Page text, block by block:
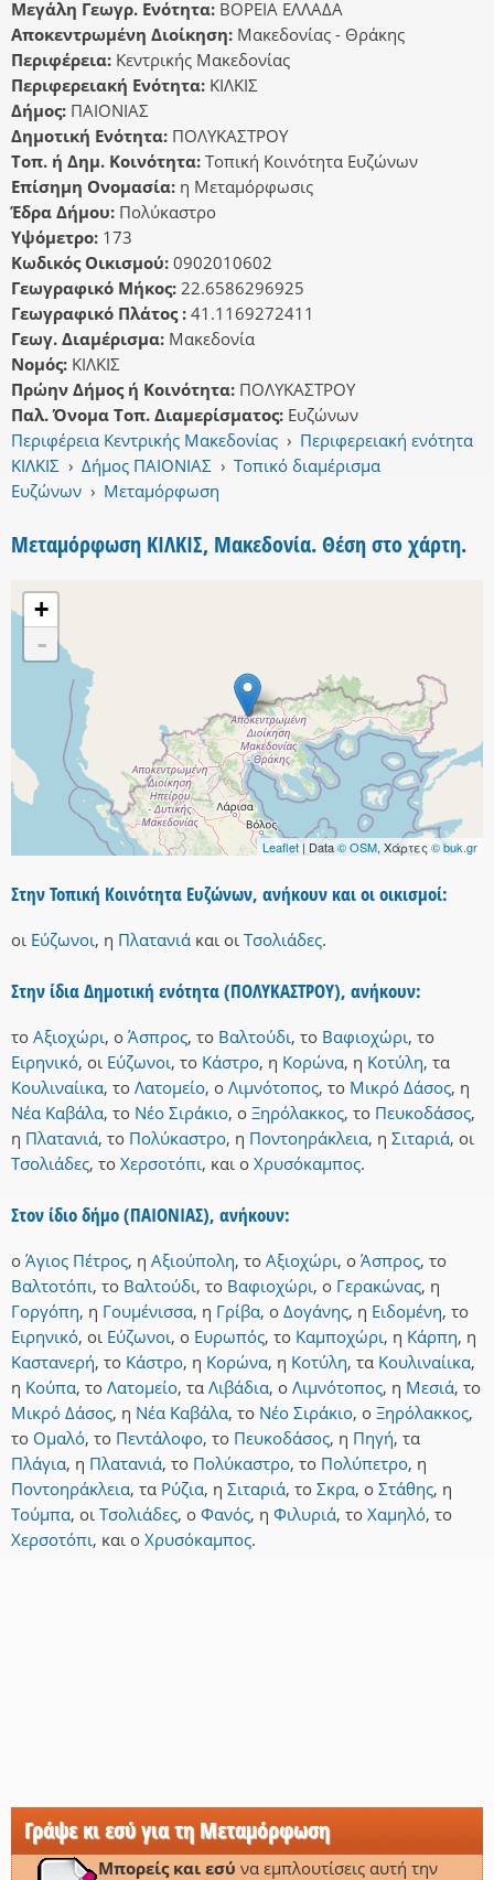
Μεγάλη Γεωγρ. Ενότητα: ΒΟΡΕΙΑ ΕΛΛΑΔΑ
Αποκεντρωμένη Διοίκηση: Μακεδονίας - Θράκης
Περιφέρεια: Κεντρικής Μακεδονίας
Περιφερειακή Ενότητα: ΚΙΛΚΙΣ
Δήμος: ΠΑΙΟΝΙΑΣ
Δημοτική Ενότητα: ΠΟΛΥΚΑΣΤΡΟΥ
Τοπ. ή Δημ. Κοινότητα: Τοπική Κοινότητα Ευζώνων
Επίσημη Ονομασία: η Μεταμόρφωσις
Έδρα Δήμου: Πολύκαστρο
Υψόμετρο: 173
Κωδικός Οικισμού: 0902010602
Γεωγραφικό Μήκος: 22.6586296925
Γεωγραφικό Πλάτος : 41.1169272411
Γεωγ. Διαμέρισμα: Μακεδονία
Νομός: ΚΙΛΚΙΣ
Πρώην Δήμος ή Κοινότητα: ΠΟΛΥΚΑΣΤΡΟΥ
Παλ. Όνομα Τοπ. Διαμερίσματος: Ευζώνων
Περιφέρεια Κεντρικής Μακεδονίας › Περιφερειακή ενότητα
ΚΙΛΚΙΣ › Δήμος ΠΑΙΟΝΙΑΣ › Τοπικό διαμέρισμα
Ευζώνων › Μεταμόρφωση
Μεταμόρφωση ΚΙΛΚΙΣ, Μακεδονία. Θέση στο χάρτη.
+
-
Leaflet| Data© OSM, Χάρτες© buk.gr
Στην Τοπική Κοινότητα Ευζώνων, ανήκουν και οι οικισμοί:
οι Εύζωνοι, η Πλατανιά και οι Τσολιάδες.
Στην ίδια Δημοτική ενότητα (ΠΟΛΥΚΑΣΤΡΟΥ), ανήκουν:
το Αξιοχώρι, ο Άσπρος, το Βαλτούδι, το Βαφιοχώρι, το
Ειρηνικό, οι Εύζωνοι, το Κάστρο, η Κορώνα, η Κοτύλη, τα
Κουλιναίικα, το Λατομείο, ο Λιμνότοπος, το Μικρό Δάσος, η
Νέα Καβάλα, το Νέο Σιράκιο, ο Ξηρόλακκος, το Πευκοδάσος,
η Πλατανιά, το Πολύκαστρο, η Ποντοηράκλεια, η Σιταριά, οι
Τσολιάδες, το Χερσοτόπι, και ο Χρυσόκαμπος.
Στον ίδιο δήμο (ΠΑΙΟΝΙΑΣ), ανήκουν:
ο Άγιος Πέτρος, η Αξιούπολη, το Αξιοχώρι, ο Άσπρος, το
Βαλτοτόπι, το Βαλτούδι, το Βαφιοχώρι, ο Γερακώνας, η
Γοργόπη, η Γουμένισσα, η Γρίβα, ο Δογάνης, η Ειδομένη, το
Ειρηνικό, οι Εύζωνοι, ο Ευρωπός, το Καμποχώρι, η Κάρπη, η
Καστανερή, το Κάστρο, η Κορώνα, η Κοτύλη, τα Κουλιναίικα,
η Κούπα, το Λατομείο, τα Λιβάδια, ο Λιμνότοπος, η Μεσιά, το
Μικρό Δάσος, η Νέα Καβάλα, το Νέο Σιράκιο, ο Ξηρόλακκος,
το Ομαλό, το Πεντάλοφο, το Πευκοδάσος, η Πηγή, τα
Πλάγια, η Πλατανιά, το Πολύκαστρο, το Πολύπετρο, η
Ποντοηράκλεια, τα Ρύζια, η Σιταριά, το Σκρα, ο Στάθης, η
Τούμπα, οι Τσολιάδες, ο Φανός, η Φιλυριά, το Χαμηλό, το
Χερσοτόπι, και ο Χρυσόκαμπος.
Γράψε κι εσύ για τη Μεταμόρφωση
Μπορείς και εσύ να εμπλουτίσεις αυτή την